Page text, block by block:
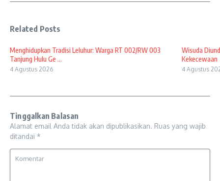
Related Posts
Menghidupkan Tradisi Leluhur: Warga RT 002/RW 003
Tanjung Hulu Ge ...
4 Agustus 2026
Wisuda
Kekecewaan
4 Agustus
Tinggalkan Balasan
Alamat email Anda tidak akan dipublikasikan. Ruas yang wajib
ditandai *